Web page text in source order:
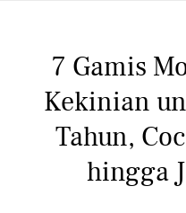
7 Gamis
Kekinian
Tahun,
hingga